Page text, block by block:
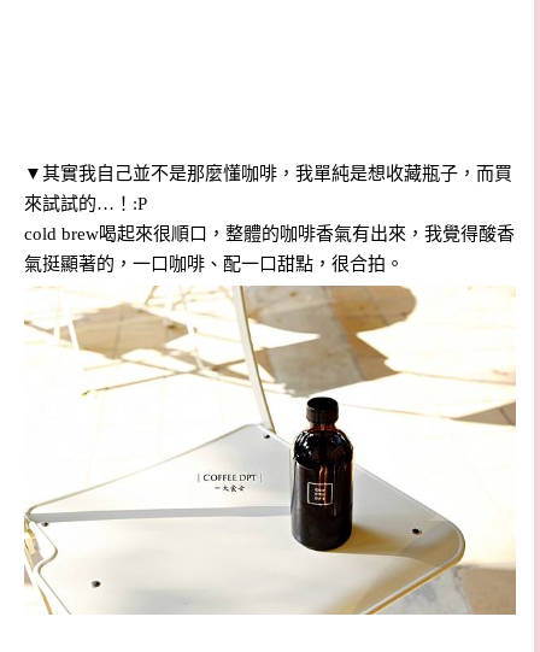
▼其實我自己並不是那麼懂咖啡，我單純是想收藏瓶子，而買
來試試的…！:P
cold brew喝起來很順口，整體的咖啡香氣有出來，我覺得酸香
氣挺顯著的，一口咖啡、配一口甜點，很合拍。